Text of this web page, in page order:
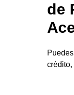
de
crédito,